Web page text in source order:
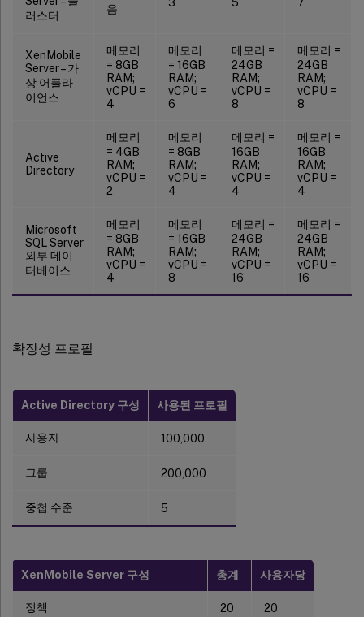
러스터
음
XenMobile
Server – 가
상 어플라
이언스
메모리
= 8GB
RAM;
vCPU =
4
메모리
= 16GB
RAM;
vCPU =
6
메모리 =
24GB
RAM;
vCPU =
8
메모리 =
24GB
RAM;
vCPU =
8
Active
Directory
메모리
= 4GB
RAM;
vCPU =
2
메모리
= 8GB
RAM;
vCPU =
4
메모리 =
16GB
RAM;
vCPU =
4
메모리 =
16GB
RAM;
vCPU =
4
Microsoft
SQL Server
외부 데이
터베이스
메모리
= 8GB
RAM;
vCPU =
4
메모리
= 16GB
RAM;
vCPU =
8
메모리 =
24GB
RAM;
vCPU =
16
메모리 =
24GB
RAM;
vCPU =
16
확장성 프로필
Active Directory 구성 사용된 프로필
사용자 100,000
그룹 200,000
중첩 수준 5
XenMobile Server 구성 총계 사용자당
정책 20 20